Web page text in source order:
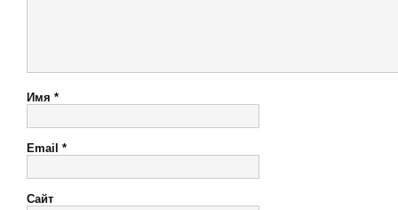
Имя *
Email *
Сайт